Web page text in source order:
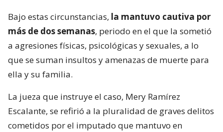
Bajo estas circunstancias, la mantuvo cautiva por
más de dos semanas, periodo en el que la sometió
a agresiones físicas, psicológicas y sexuales, a lo
que se suman insultos y amenazas de muerte para
ella y su familia.
La jueza que instruye el caso, Mery Ramírez
Escalante, se refirió a la pluralidad de graves delitos
cometidos por el imputado que mantuvo en